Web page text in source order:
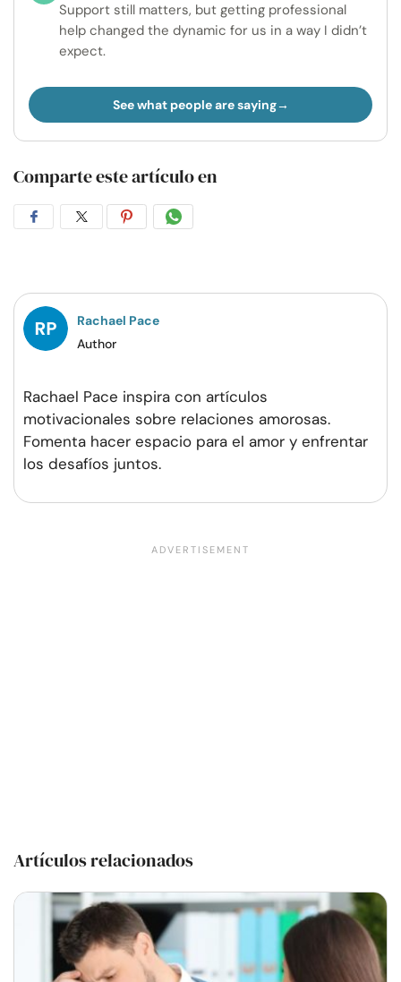
Support still matters, but getting professional
help changed the dynamic for us in a way I didn’t
expect.
See what people are saying
Comparte este artículo en
CompartirCompartirCompartirCompartir
Rachael Pace
Author
Rachael Pace inspira con artículos
motivacionales sobre relaciones amorosas.
Fomenta hacer espacio para el amor y enfrentar
los desafíos juntos.
Artículos relacionados